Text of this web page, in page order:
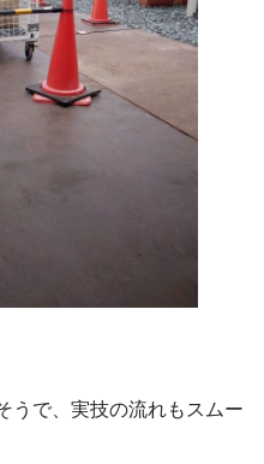
うで、実技の流れもスムー